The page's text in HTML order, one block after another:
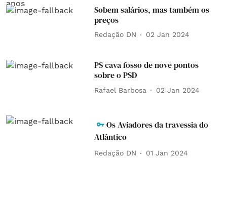
Sobem salários, mas também os
preços
Redação DN 02 Jan 2024
PS cava fosso de nove pontos
sobre o PSD
Rafael Barbosa 02 Jan 2024
Os Aviadores da travessia do
Atlântico
Redação DN 01 Jan 2024